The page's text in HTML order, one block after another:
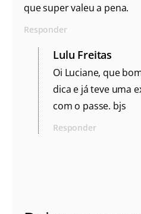
que super valeu a pena.
Responder
Lulu Freitas
Oi Luciane, que
dica e já teve uma
com o passe. bjs
Responder